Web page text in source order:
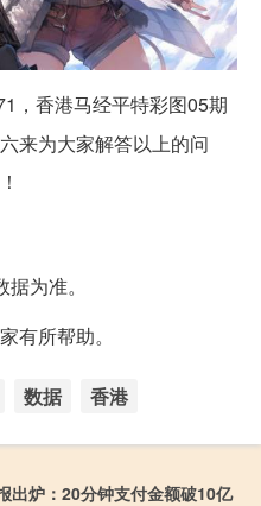
，香港马经平特彩图05期
来为大家解答以上的问
为准。
有所帮助。
数据 香港
出炉：20分钟支付金额破10亿